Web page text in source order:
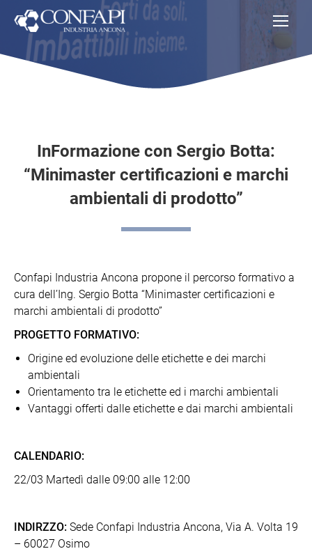
InFormazione con Sergio Botta:
“Minimaster certificazioni e marchi
ambientali di prodotto”
Confapi Industria Ancona propone il percorso formativo a
cura dell’Ing. Sergio Botta “Minimaster certificazioni e
marchi ambientali di prodotto”
PROGETTO FORMATIVO:
Origine ed evoluzione delle etichette e dei marchi
ambientali
Orientamento tra le etichette ed i marchi ambientali
Vantaggi offerti dalle etichette e dai marchi ambientali
CALENDARIO:
22/03 Martedì dalle 09:00 alle 12:00
INDIRZZO: Sede Confapi Industria Ancona, Via A. Volta 19
– 60027 Osimo